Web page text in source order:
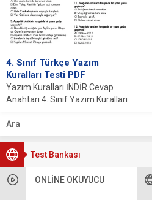
Test Bankası
ONLINE OKUYUCU
4. Sınıf Türkçe Yazım
Kuralları Testi PDF
Yazım Kuralları İNDİR Cevap
Anahtarı 4. Sınıf Yazım Kuralları